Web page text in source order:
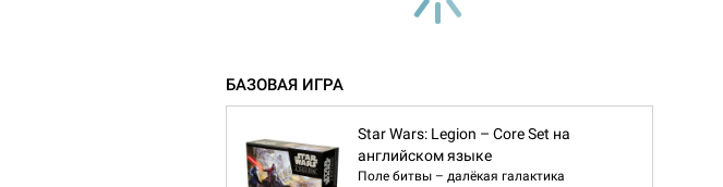
БАЗОВАЯ ИГРА
Star Wars: Legion – Core Set на
английском языке
Поле битвы – далёкая галактика